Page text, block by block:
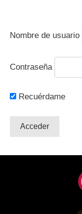
Nombre de usuario
Contraseña
Recuérdame